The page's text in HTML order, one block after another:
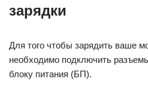
зарядки
Для того чтобы зарядить ваше
необходимо подключить
блоку питания (БП).